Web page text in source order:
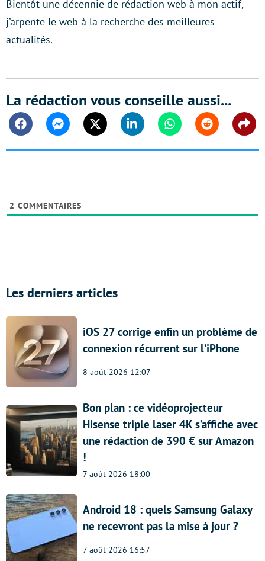
Bientôt une décennie de rédaction web à mon actif,
j’arpente le web à la recherche des meilleures
actualités.
La rédaction vous conseille aussi...
FacebookMessengerTwitter Linkedin WhatsappReddit
2 COMMENTAIRES
Les derniers articles
iOS 27 corrige enfin un problème de
connexion récurrent sur l’iPhone
8 août 2026 12:07
Bon plan : ce vidéoprojecteur
Hisense triple laser 4K s’affiche avec
une rédaction de 390 € sur Amazon
!
7 août 2026 18:00
Android 18 : quels Samsung Galaxy
ne recevront pas la mise à jour ?
7 août 2026 16:57